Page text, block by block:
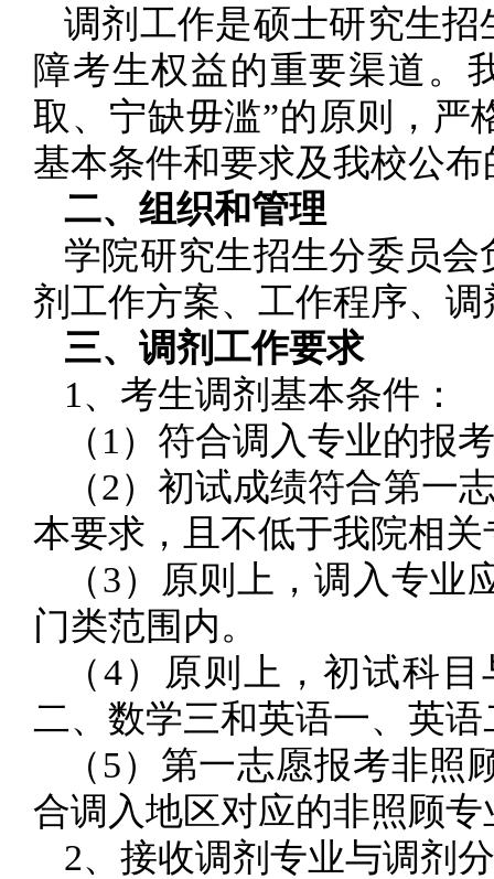
调剂工作是硕士研究生
障考生权益的重要渠道。
取、宁缺毋滥”的原则，严
基本条件和要求及我校公
二、组织和管理
学院研究生招生分委员
剂工作方案、工作程序、
三、调剂工作要求
1、考生调剂基本条件：
（1）符合调入专业的报
（2）初试成绩符合第一
本要求，且不低于我院相
（3）原则上，调入专
门类范围内。
（4）原则上，初试科
二、数学三和英语一、英
（5）第一志愿报考非
合调入地区对应的非照顾
2、接收调剂专业与调剂